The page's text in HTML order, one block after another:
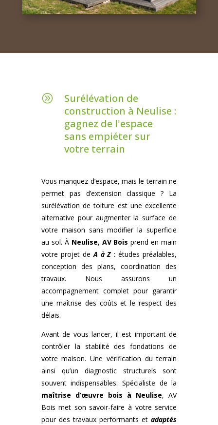
A
Surélévation de
construction à Neulise :
gagnez de l'espace
sans empiéter sur
votre terrain
Vous manquez d’espace, mais le terrain ne
permet pas d’extension classique ? La
surélévation de toiture est une excellente
alternative pour augmenter la surface de
votre maison sans modifier la superficie
au sol. À Neulise, AV Bois prend en main
votre projet deA à Z: études préalables,
conception des plans, coordination des
travaux. Nous assurons un
accompagnement complet pour garantir
une maîtrise des coûts et le respect des
délais.
Avant de vous lancer, il est important de
contrôler la stabilité des fondations de
votre maison. Une vérification du terrain
ainsi qu’un diagnostic structurels sont
souvent indispensables. Spécialiste de la
maîtrise d’œuvre bois à Neulise, AV
Bois met son savoir-faire à votre service
pour des travaux performants etadaptés